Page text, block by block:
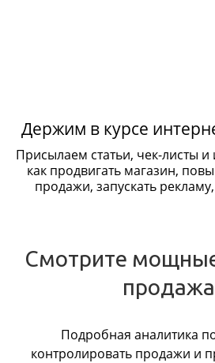
Держим в курсе
Присылаем статьи, чек-листы и
как продвигать магазин,
продажи, запускать рекламу,
Смотрите
Подробная аналитика
контролировать продажи и